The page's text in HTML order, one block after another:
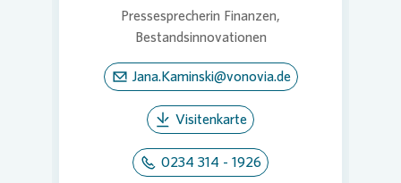
Pressesprecherin Finanzen,
Bestandsinnovationen
Jana.Kaminski@vonovia.de
Visitenkarte
0234 314 - 1926